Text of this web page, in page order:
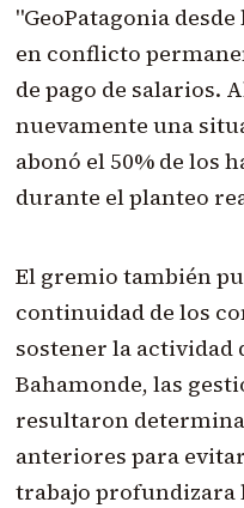
"GeoPatagonia
en conflicto
de pago de salarios.
nuevamente una
abonó el 50% de los
durante el planteo
El gremio también
continuidad de los
sostener la actividad
Bahamonde, las
resultaron
anteriores para
trabajo profundizara